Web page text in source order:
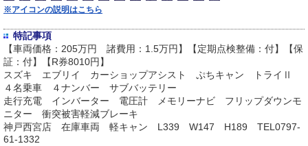
※アイコンの説明はこちら
特記事項
【車両価格：205万円 諸費用：1.5万円】【定期点検整備：付】【保
証：付】【R券8010円】
スズキ エブリイ カーショップアシスト ぷちキャン トライⅡ
４名乗車 ４ナンバー サブバッテリー
走行充電 インバーター 電圧計 メモリーナビ フリップダウンモ
ニター 衝突被害軽減ブレーキ
神戸西宮店 在庫車両 軽キャン L339 W147 H189 TEL0797-
61-1332